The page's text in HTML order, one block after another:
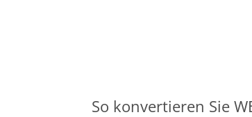
So konvertieren Sie